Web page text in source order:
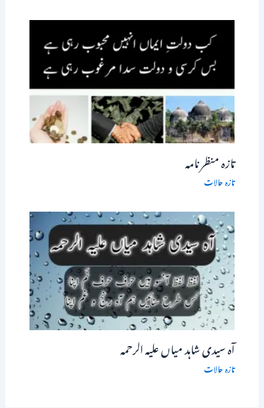
تازہ منظر نامہ
تازہ حالات
آہ سیدی شاہد میاں علیہ الرحمہ
تازہ حالات